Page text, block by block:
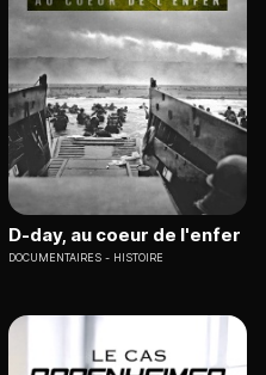
D-day, au coeur de l'enfer
DOCUMENTAIRES HISTOIRE